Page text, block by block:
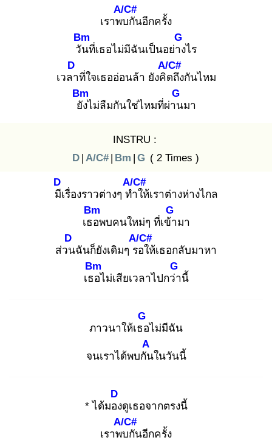
เราพบ
A/C#
กันอีกครั้ง
วัน
Bm
ที่เธอไม่มีฉันเป็นอย่าง
G
ไร
เวลา
D
ที่ใจเธออ่อนล้า ยังคิด
A/C#
ถึงกันไหม
ยัง
Bm
ไม่ลืมกันใช่ไหมที่ผ่าน
G
มา
INSTRU :
D | A/C# | Bm | G ( 2 Times )
มีเ
D
รื่องราวต่างๆ ทำ
A/C#
ให้เราต่างห่างไกล
เธอ
Bm
พบคนใหม่ๆ ที่เข้า
G
มา
ส่วน
D
ฉันก็ยังเดิมๆ รอ
A/C#
ให้เธอกลับมาหา
เธอ
Bm
ไม่เสียเวลาไปกว่า
G
นี้
ภาวนาให้เธอ
G
ไม่มีฉัน
จนเราได้พบกัน
A
ในวันนี้
* ได้มอง
D
ดูเธอจากตรงนี้
เราพบ
A/C#
กันอีกครั้ง